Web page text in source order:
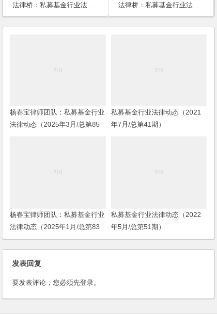
法律桥：私募基金行业法律动态（2024年2月/总第72期）
法律桥：私募基金行业法律动态（2024年4月/总第74期）
杨春宝律师团队：私募基金行业
法律动态（2025年3月/总第85
私募基金行业法律动态（2021
年7月/总第41期）
杨春宝律师团队：私募基金行业
法律动态（2025年1月/总第83
期）
私募基金行业法律动态（2022
年5月/总第51期）
发表回复
要发表评论，您必须先登录。